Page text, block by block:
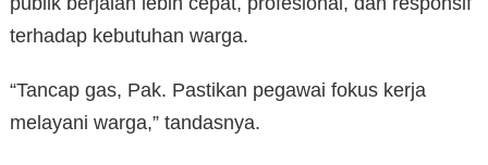
terhadap kebutuhan warga.
“Tancap gas, Pak. Pastikan pegawai fokus kerja
melayani warga,” tandasnya.